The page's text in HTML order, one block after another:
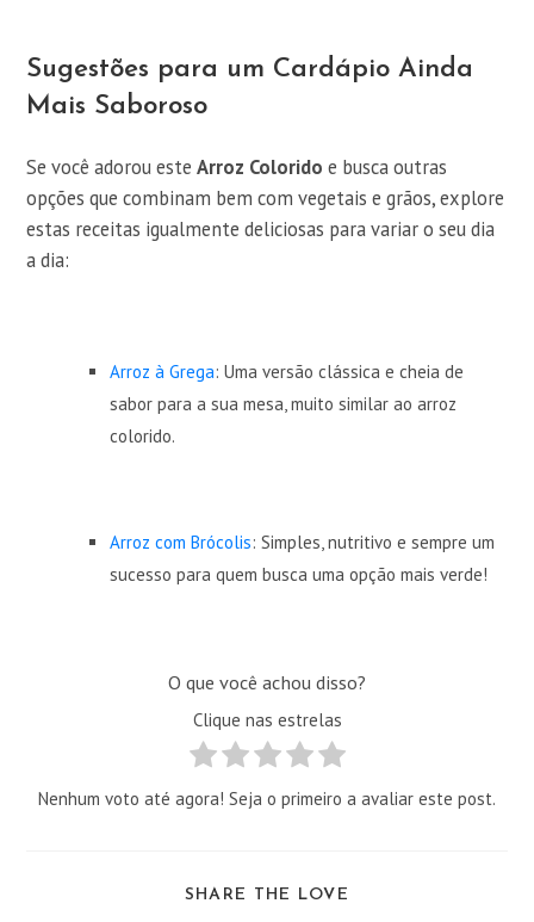
Sugestões para um Cardápio Ainda
Mais Saboroso
Se você adorou esteArroz Colorido e busca outras
opções que combinam bem com vegetais e grãos, explore
estas receitas igualmente deliciosas para variar o seu dia
a dia:
Arroz à Grega: Uma versão clássica e cheia de
sabor para a sua mesa, muito similar ao arroz
colorido.
Arroz com Brócolis: Simples, nutritivo e sempre um
sucesso para quem busca uma opção mais verde!
O que você achou disso?
Clique nas estrelas
Nenhum voto até agora! Seja o primeiro a avaliar este post.
SHARE THE LOVE